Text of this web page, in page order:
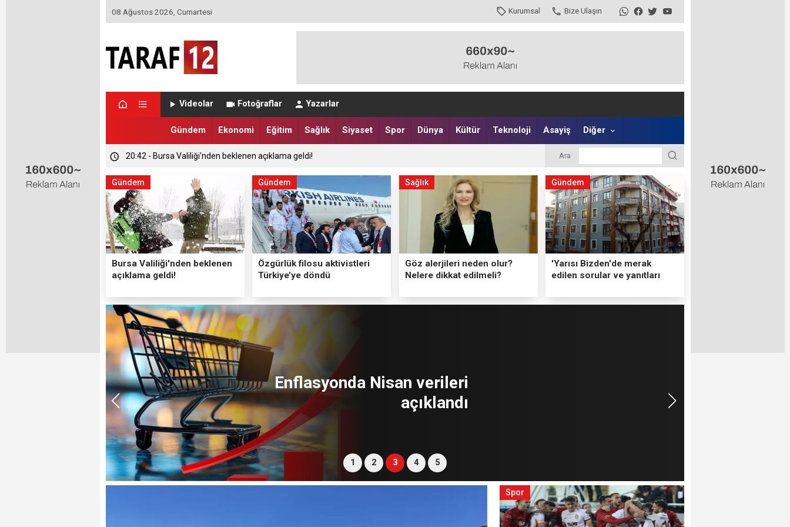
08 Ağustos 2026, Cumartesi Kurumsal Bize Ulaşın
Videolar Fotoğraflar Yazarlar
Gündem Ekonomi Eğitim Sağlık Siyaset Spor Dünya Kültür Teknoloji Asayiş Diğer
20:42 - Bursa Valiliği'nden beklenen açıklama geldi! Ara
Gündem
Bursa Valiliği'nden beklenen
açıklama geldi!
Gündem
Özgürlük filosu aktivistleri
Türkiye’ye döndü
Sağlık
Göz alerjileri neden olur?
Nelere dikkat edilmeli?
Gündem
'Yarısı Bizden'de merak
edilen sorular ve yanıtları
Doğu ve Güneydoğu'ya toz
taşınımı uyarısı!
1 2 3 4 5
Spor